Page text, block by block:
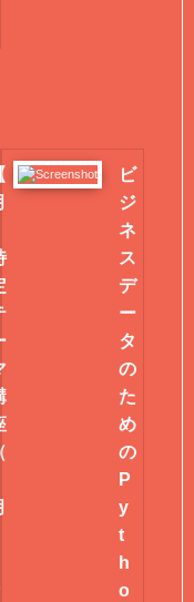
ビ
ジ
ネ
ス
デ
ー
タ
の
た
め
の
P
y
t
h
o